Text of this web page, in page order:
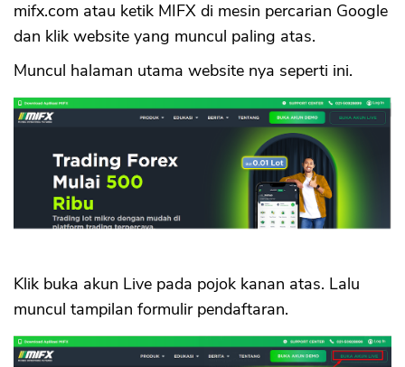
mifx.com atau ketik MIFX di mesin percarian Google
dan klik website yang muncul paling atas.
Muncul halaman utama website nya seperti ini.
Klik buka akun Live pada pojok kanan atas. Lalu
muncul tampilan formulir pendaftaran.